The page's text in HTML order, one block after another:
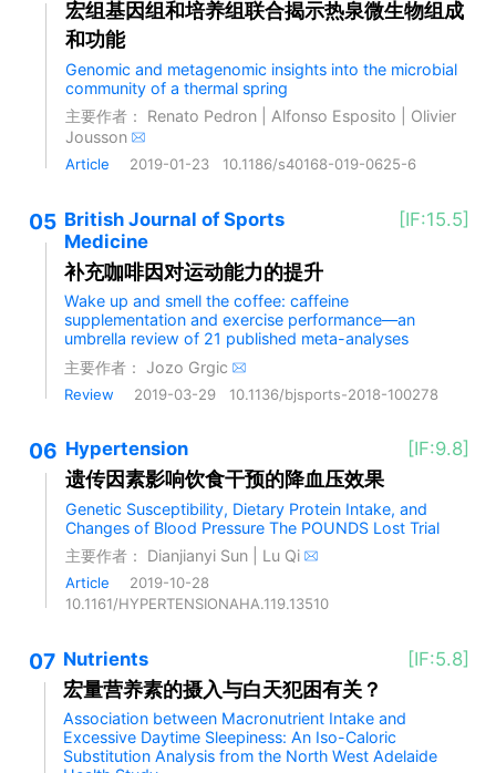
宏组基因组和培养组联合揭示热泉微生物组成
和功能
Genomic and metagenomic insights into the microbial
community of a thermal spring
主要作者： Renato Pedron Alfonso Esposito
Olivier
Jousson
Article 2019-01-23 10.1186/s40168-019-0625-6
05 British Journal of Sports
Medicine
[IF:15.5]
补充咖啡因对运动能力的提升
Wake up and smell the coffee: caffeine
supplementation and exercise performance—an
umbrella review of 21 published meta-analyses
主要作者： Jozo Grgic
Review 2019-03-29 10.1136/bjsports-2018-100278
06 Hypertension [IF:9.8]
遗传因素影响饮食干预的降血压效果
Genetic Susceptibility, Dietary Protein Intake, and
Changes of Blood Pressure The POUNDS Lost Trial
主要作者： Dianjianyi Sun Lu Qi
Article
2019-10-28
10.1161/HYPERTENSIONAHA.119.13510
07 Nutrients [IF:5.8]
宏量营养素的摄入与白天犯困有关？
Association between Macronutrient Intake and
Excessive Daytime Sleepiness: An Iso-Caloric
Substitution Analysis from the North West Adelaide